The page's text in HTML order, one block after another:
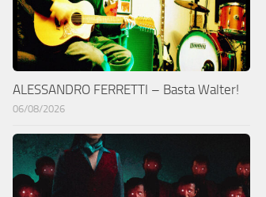
ALESSANDRO FERRETTI – Basta Walter!
06/08/2026